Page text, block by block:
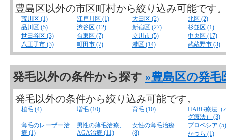
豊島区以外の市区町村から絞り込み可能です
荒川区 (1) 江戸川区 (1) 大田区 (2)
北区 (2)
品川区 (5)
渋谷区 (12) 新宿区 (27)
杉並区 (1)
世田谷区 (3)
台東区 (7) 立川市 (5)
中央区 (17)
八王子市 (3)
町田市 (7) 港区 (14) 武蔵野市 (3)
発毛以外の条件から探す »豊島区の発
発毛以外の条件から絞り込み可能です。
植毛 (4) 増毛 (10) 育毛 (10)
HARG療法（
グ療法） (3)
薄毛のレーザー治
療 (1)
男性の薄毛治療、
AGA治療 (11)
女性の薄毛治療
(8)
プロペシア (5)
かつら (1)